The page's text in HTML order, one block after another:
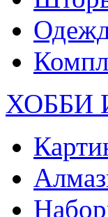
ХОББИ